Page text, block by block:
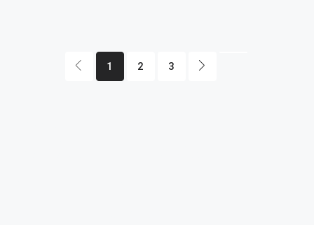
1 2 3